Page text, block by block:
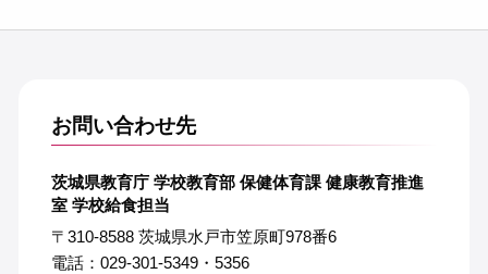
お問い合わせ先
茨城県教育庁 学校教育部 保健体育課 健康教育推進
室 学校給食担当
〒310-8588 茨城県水戸市笠原町978番6
電話：029-301-5349・5356